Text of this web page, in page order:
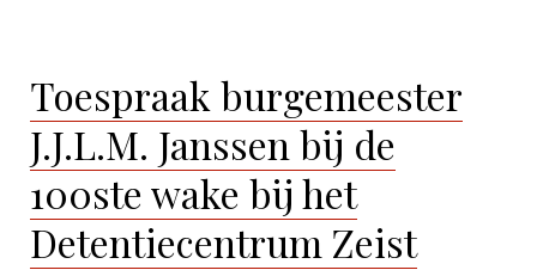
Toespraak burgemeester
J.J.L.M. Janssen bij de
100ste wake bij het
Detentiecentrum Zeist